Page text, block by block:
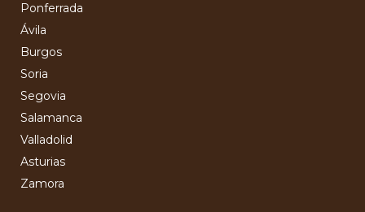
Ponferrada
Ávila
Burgos
Soria
Segovia
Salamanca
Valladolid
Asturias
Zamora